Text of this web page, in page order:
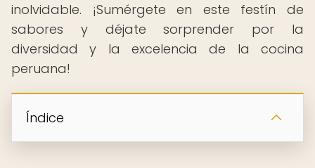
inolvidable. ¡Sumérgete en este festín de
sabores y déjate sorprender por la
diversidad y la excelencia de la cocina
peruana!
Índice